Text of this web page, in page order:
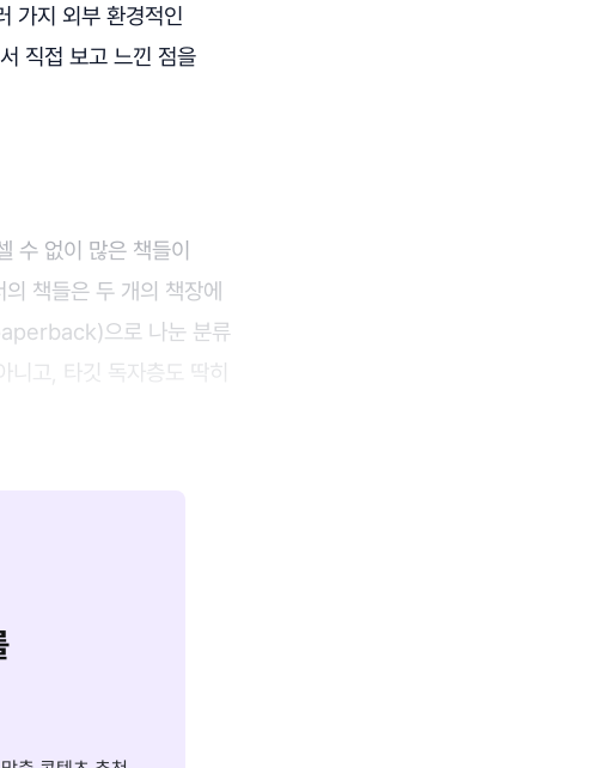
가지 외부 환경적인
직접 보고 느낀 점을
수 없이 많은 책들이
책들은 두 개의 책장에
으로 나눈 분류
니고, 타깃 독자층도 딱히